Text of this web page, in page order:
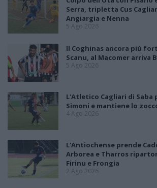
Serra, tripletta Cus
Angiargia e Nenna
5 Ago 2026
Il Coghinas ancora più
Scanu, al Macomer arriva
5 Ago 2026
L'Atletico Cagliari di Saba
Simoni e mantiene lo
4 Ago 2026
L'Antiochense prende
Arborea e Tharros
Firinu e Frongia
2 Ago 2026